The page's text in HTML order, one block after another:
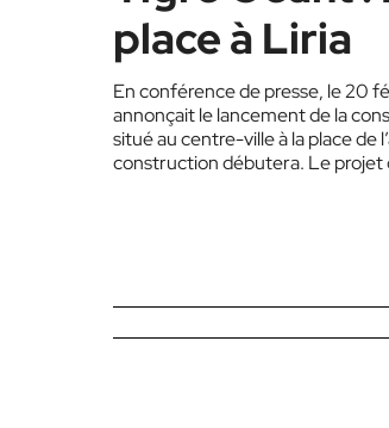
place à Liria
En conférence de presse, le 20
annonçait le lancement de la
situé au centre-ville à la place de
construction débutera. Le projet